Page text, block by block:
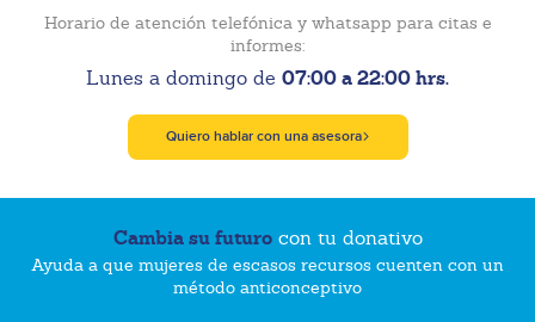
Horario de atención telefónica y whatsapp para citas e
informes:
Lunes a domingo de 07:00 a 22:00 hrs.
Quiero hablar con una asesora
Cambia su futurocon tu donativo
Ayuda a que mujeres de escasos recursos cuenten con un
método anticonceptivo